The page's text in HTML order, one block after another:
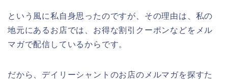
という風に私自身思ったのですが、その理由は、私の
地元にあるお店では、お得な割引クーポンなどをメル
マガで配信しているからです。
だから、デイリーシャントのお店のメルマガを探すた